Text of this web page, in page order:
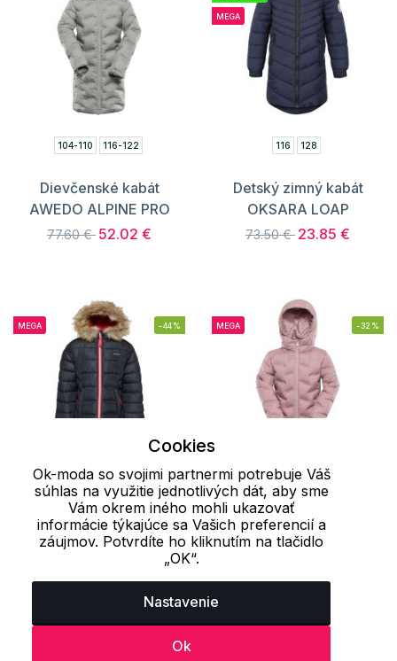
104-110 116-122
Dievčenské kabát
AWEDO ALPINE PRO
77.60 € 52.02 €
MEGA
116 128
Detský zimný kabát
OKSARA LOAP
73.50 € 23.85 €
MEGA -44%
134/140
Dievčenské zimné
kabát INDALA LOAP
31.87 €
MEGA -32%
164-170
Dievčenské kabát
52.02 €
Cookies
Ok-moda so svojimi partnermi potrebuje Váš
súhlas na využitie jednotlivých dát, aby sme
Vám okrem iného mohli ukazovať
informácie týkajúce sa Vašich preferencií a
záujmov. Potvrdíte ho kliknutím na tlačidlo
„OK“.
Nastavenie
Ok